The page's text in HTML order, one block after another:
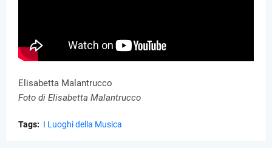
Elisabetta Malantrucco
Foto di Elisabetta Malantrucco
Tags: I Luoghi della Musica